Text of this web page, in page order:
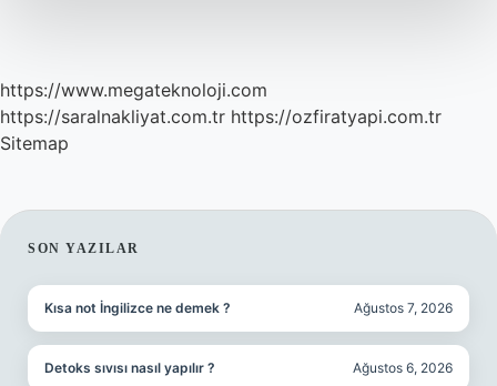
https://www.megateknoloji.com
https://saralnakliyat.com.tr https://ozfiratyapi.com.tr
Sitemap
SIDEBAR
SON YAZILAR
Kısa not İngilizce ne demek ? Ağustos 7, 2026
Detoks sıvısı nasıl yapılır ? Ağustos 6, 2026